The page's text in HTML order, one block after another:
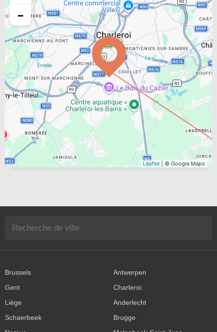
−
Leaflet | © Google Maps
Brussels
Antwerpen
Gent
Charleroi
Liège
Anderlecht
Schaerbeek
Brugge